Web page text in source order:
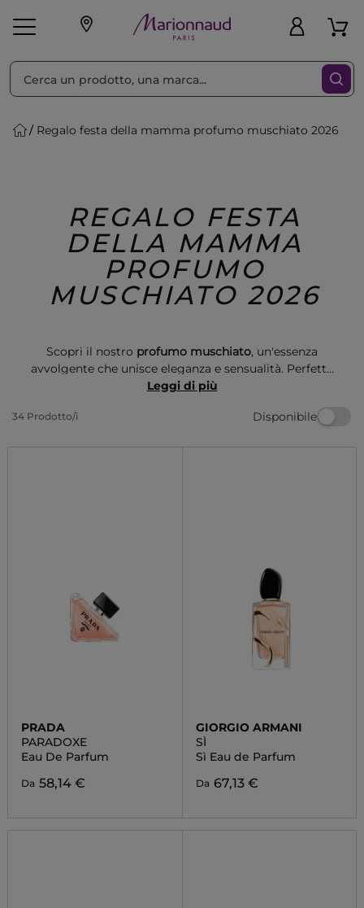
Make-up Profumi
Regalo
Regalo festa della mamma profumo muschiato 2026
REGALO FESTA
DELLA MAMMA
PROFUMO
MUSCHIATO 2026
Scopri il nostro profumo muschiato, un'essenza
avvolgente che unisce eleganza e sensualità. Perfetto
per sorprendere la tua mamma con un regalo unico e
che esprime amore e cura, senza tempo e sempre
Leggi di più
34 Prodotto/i Disponibile
Ordina per Filtra
PRADA
PARADOXE
Eau De Parfum
Da 58,14 €
GIORGIO ARMANI
SÌ
Sì Eau de Parfum
Da 67,13 €